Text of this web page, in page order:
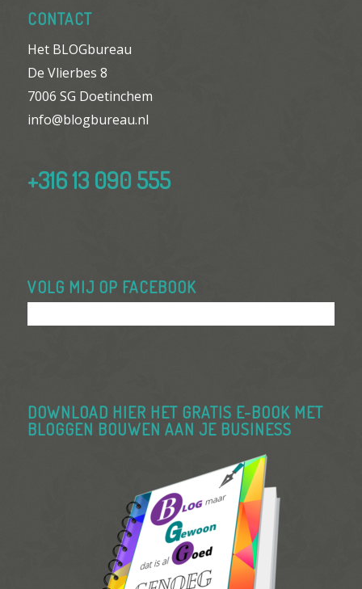
CONTACT
Het BLOGbureau
De Vlierbes 8
7006 SG Doetinchem
info@blogbureau.nl
+316 13 090 555
VOLG MIJ OP FACEBOOK
DOWNLOAD HIER HET GRATIS E-BOOK MET
BLOGGEN BOUWEN AAN JE BUSINESS